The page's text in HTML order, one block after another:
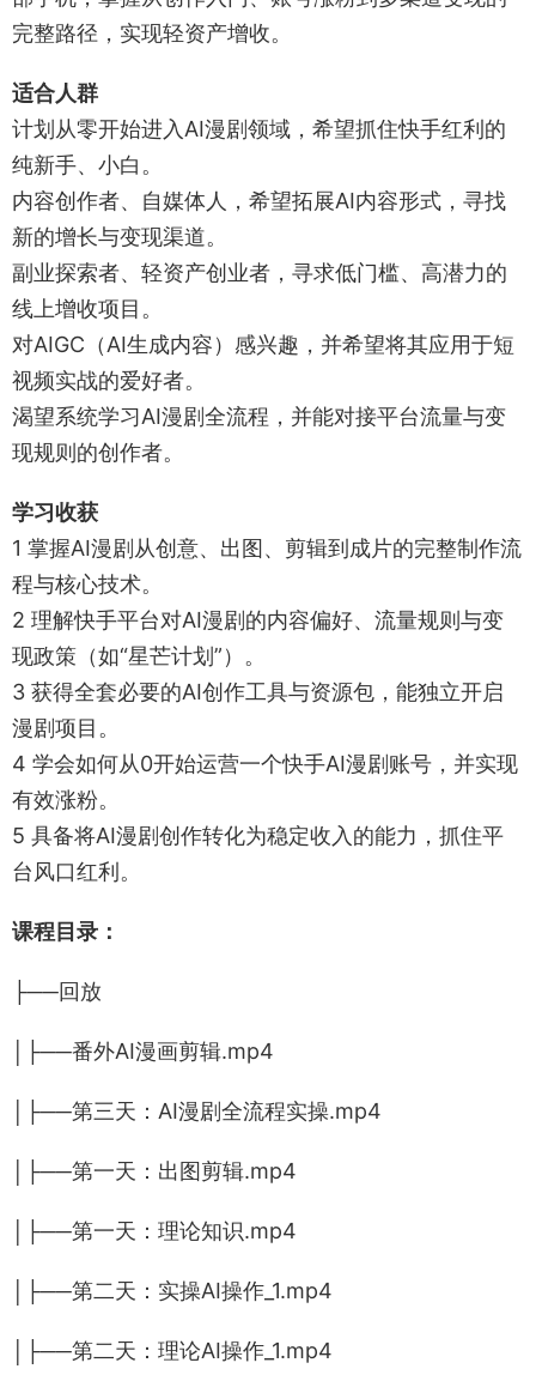
完整路径，实现轻资产增收。
适合人群
计划从零开始进入AI漫剧领域，希望抓住快手红利的
纯新手、小白。
内容创作者、自媒体人，希望拓展AI内容形式，寻找
新的增长与变现渠道。
副业探索者、轻资产创业者，寻求低门槛、高潜力的
线上增收项目。
对AIGC（AI生成内容）感兴趣，并希望将其应用于短
视频实战的爱好者。
渴望系统学习AI漫剧全流程，并能对接平台流量与变
现规则的创作者。
学习收获
1 掌握AI漫剧从创意、出图、剪辑到成片的完整制作流
程与核心技术。
2 理解快手平台对AI漫剧的内容偏好、流量规则与变
现政策（如“星芒计划”）。
3 获得全套必要的AI创作工具与资源包，能独立开启
漫剧项目。
4 学会如何从0开始运营一个快手AI漫剧账号，并实现
有效涨粉。
5 具备将AI漫剧创作转化为稳定收入的能力，抓住平
台风口红利。
课程目录：
├──回放
│├──番外AI漫画剪辑.mp4
│├──第三天：AI漫剧全流程实操.mp4
│├──第一天：出图剪辑.mp4
│├──第一天：理论知识.mp4
│├──第二天：实操AI操作_1.mp4
│├──第二天：理论AI操作_1.mp4